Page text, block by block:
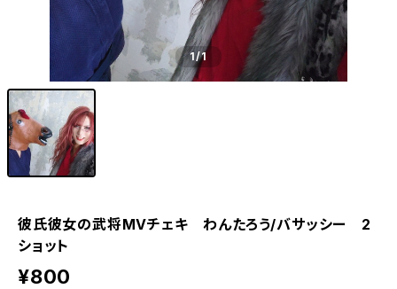
1/1
彼氏彼女の武将MVチェキ わんたろう/バサッシー 2
ショット
¥800